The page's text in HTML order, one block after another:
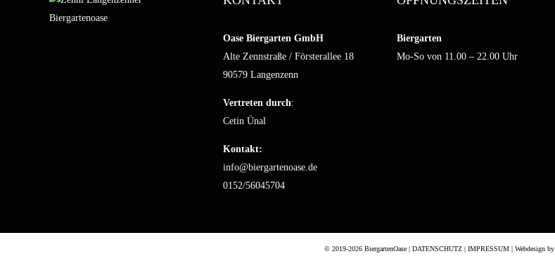
Oase Biergarten GmbH
Alte Zennstraße / Försterallee 18
90579 Langenzenn
Vertreten durch:
Cetin Ünal
Kontakt:
info@biergartenoase.de
0152/56045704
Biergarten
Mo-So von 11.00 – 22.00 Uhr
© 2019-2026 BiergartenOase | DATENSCHUTZ| IMPRESSUM| Webdesign by